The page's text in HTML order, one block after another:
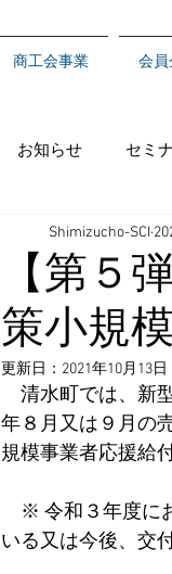
商工会事業 会員
お知らせ セミ
【第５
策小規
Shimizucho-SCI
更新日： 2021年10月13日
清水町では、新
年８月又は９月の
規模事業者応援給
※ 令和３年度に
いる又は今後、交